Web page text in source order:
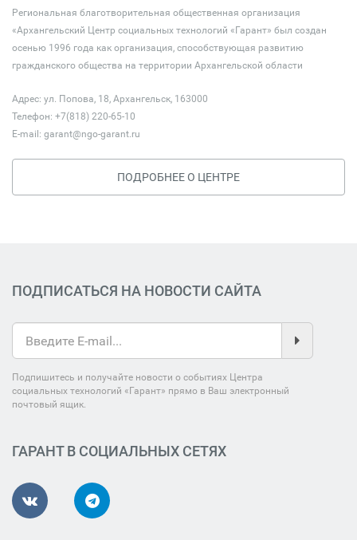
Региональная благотворительная общественная организация
«Архангельский Центр социальных технологий «Гарант» был создан
осенью 1996 года как организация, способствующая развитию
гражданского общества на территории Архангельской области
Адрес: ул. Попова, 18, Архангельск, 163000
Телефон: +7(818) 220-65-10
E-mail: garant@ngo-garant.ru
ПОДРОБНЕЕ О ЦЕНТРЕ
ПОДПИСАТЬСЯ НА НОВОСТИ САЙТА
Подпишитесь и получайте новости о событиях Центра
социальных технологий «Гарант» прямо в Ваш электронный
почтовый ящик.
ГАРАНТ В СОЦИАЛЬНЫХ СЕТЯХ